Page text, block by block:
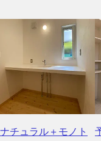
ナチュラル＋モノト